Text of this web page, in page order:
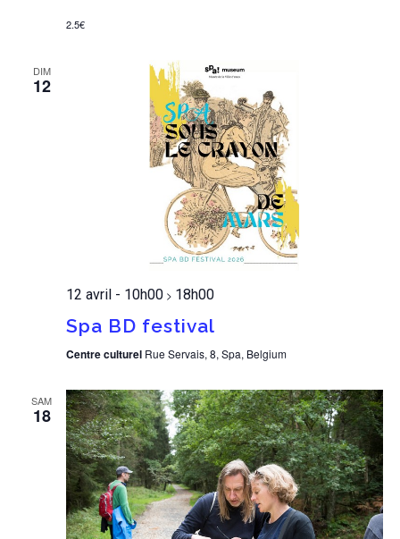
2.5€
DIM
12
12 avril - 10h00> 18h00
Spa BD festival
Centre culturel Rue Servais, 8, Spa, Belgium
SAM
18